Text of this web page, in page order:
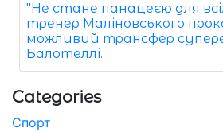
"Не стане панацеєю для
тренер Маліновського
можливий трансфер
Балотеллі.
Categories
Спорт